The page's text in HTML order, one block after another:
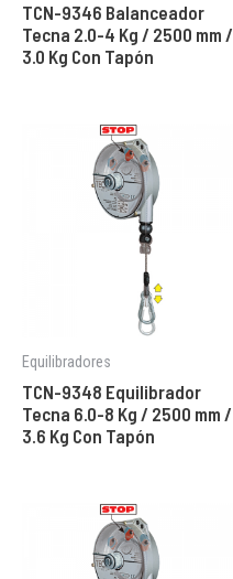
TCN-9346 Balanceador
Tecna 2.0-4 Kg / 2500 mm /
3.0 Kg Con Tapón
Equilibradores
TCN-9348 Equilibrador
Tecna 6.0-8 Kg / 2500 mm /
3.6 Kg Con Tapón